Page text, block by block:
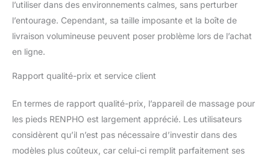
pédales amovibles et
lavables permettent un
nettoyage facile. Elles
pédale qui convient aux
cadeau. Un merveilleux
cadeau pour les parents,
les familles et les amis
pour les anniversaires, la
l’utiliser dans des environnements calmes, sans perturber
l’entourage. Cependant, sa taille imposante et la boîte de
livraison volumineuse peuvent poser problème lors de l’achat
en ligne.
Rapport qualité-prix et service client
En termes de rapport qualité-prix, l’appareil de massage pour
les pieds RENPHO est largement apprécié. Les utilisateurs
considèrent qu’il n’est pas nécessaire d’investir dans des
modèles plus coûteux, car celui-ci remplit parfaitement ses